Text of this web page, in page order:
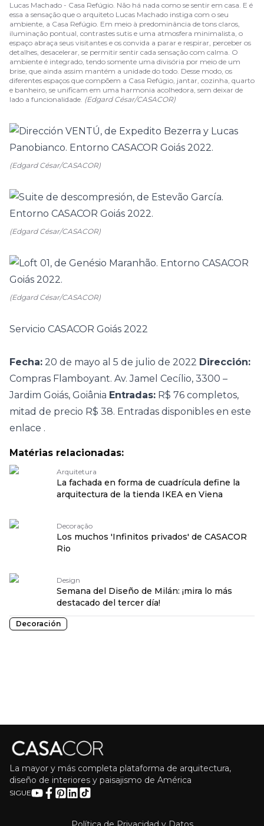
Lucas Machado - Casa Refúgio. Não há nada como se sentir em casa. E é
essa a sensação que o arquiteto Lucas Machado instiga com o seu
ambiente, a Casa Refúgio. Em meio à predominância de tons claros,
iluminação pontual, contrastes sutis e uma atmosfera minimalista, o
espaço abraça seus visitantes e os convida a parar e respirar, perceber os
detalhes, desacelerar, se permitir sentir cada sensação com calma. O
ambiente é integrado, tendo somente uma divisória por meio de um
brise, que ainda assim mantém a unidade do todo. Desse modo, os
diferentes espaços que compõem a Casa Refúgio, jantar, cozinha, quarto
e banheiro, se unificam em uma harmonia acolhedora, sem deixar de
lado a funcionalidade. (Edgard César/CASACOR)
(Edgard César/CASACOR)
(Edgard César/CASACOR)
(Edgard César/CASACOR)
Servicio CASACOR Goiás 2022
Fecha: 20 de mayo al 5 de julio de 2022 Dirección:
Compras Flamboyant. Av. Jamel Cecílio, 3300 –
Jardim Goiás, Goiânia Entradas: R$ 76 completos,
mitad de precio R$ 38. Entradas disponibles en este
enlace .
Matérias relacionadas:
Arquitetura
La fachada en forma de cuadrícula define la
arquitectura de la tienda IKEA en Viena
Decoração
Los muchos 'Infinitos privados' de CASACOR
Rio
Design
Semana del Diseño de Milán: ¡mira lo más
destacado del tercer día!
Decoración
La mayor y más completa plataforma de arquitectura,
diseño de interiores y paisajismo de América
SIGUE